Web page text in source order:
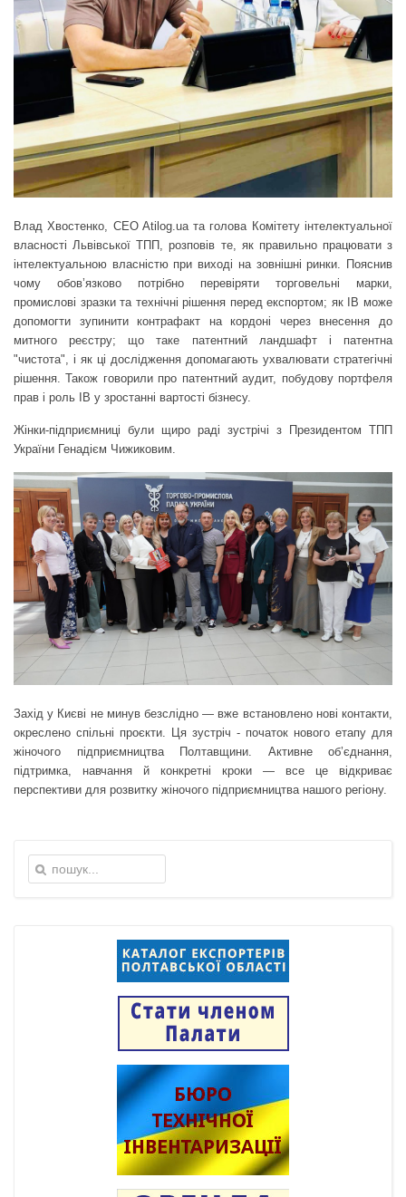
Влад Хвостенко, CEO Atilog.ua та голова Комітету інтелектуальної
власності Львівської ТПП, розповів те, як правильно працювати з
інтелектуальною власністю при виході на зовнішні ринки. Пояснив
чому обов’язково потрібно перевіряти торговельні марки,
промислові зразки та технічні рішення перед експортом; як ІВ може
допомогти зупинити контрафакт на кордоні через внесення до
митного реєстру; що таке патентний ландшафт і патентна
"чистота", і як ці дослідження допомагають ухвалювати стратегічні
рішення. Також говорили про патентний аудит, побудову портфеля
прав і роль ІВ у зростанні вартості бізнесу.
Жінки-підприємниці були щиро раді зустрічі з Президентом ТПП
України Генадієм Чижиковим.
Захід у Києві не минув безслідно — вже встановлено нові контакти,
окреслено спільні проєкти. Ця зустріч - початок нового етапу для
жіночого підприємництва Полтавщини. Активне об’єднання,
підтримка, навчання й конкретні кроки — все це відкриває
перспективи для розвитку жіночого підприємництва нашого регіону.